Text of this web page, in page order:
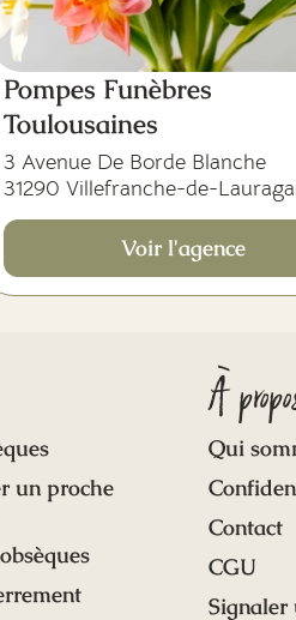
Pompes Funèbres
Toulousaines
3 Avenue De Borde Blanche
31290 Villefranche-de-
Voir l'agence
un proche
À
Qui
Contact
CGU
Signaler